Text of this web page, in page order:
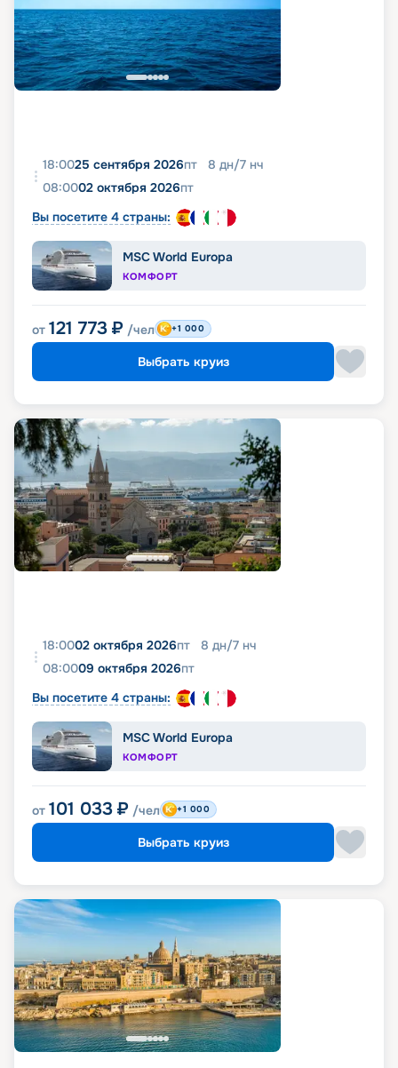
18:0025 сентября 2026пт 8 дн/7 нч
08:0002 октября 2026пт
Вы посетите 4 страны:
MSC World Europa
КОМФОРТ
от 121 773 ₽ /чел +1 000
Выбрать круиз
18:0002 октября 2026пт 8 дн/7 нч
08:0009 октября 2026пт
Вы посетите 4 страны:
MSC World Europa
КОМФОРТ
от 101 033 ₽ /чел +1 000
Выбрать круиз